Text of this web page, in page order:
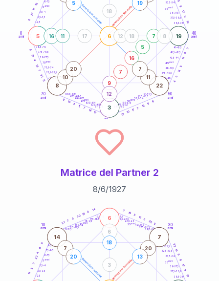
generazione maschile generazione femminile
0
anni
40
anni
50
anni
60
70
anni
1-2,5
2,5-3,5
3,5-4
6-7,5 33,5-34
36-37,5
37,5-38,5
38,5-39
41-42,5
42,5-43,5
43,5-44
46-47,5
47,5-48,5
48,5-49
51-52,5
52,5-53,5
53,5-54
56-57,5
57,5-58,5
58,5-59
61-62,5
62,5-63,5
63,5-64
66-67,5
67,5-68,5
68,5-69
71-72,5
72,5-73,5
73,5-74
76-77,5
77,5-78,5
78,5-79
8
21
10
16
5
8
17
9
10
7
6
11
5
14
9
4
6
11
18
7
17
10
13
17
14
7
11
3
19
9
11
21
7
13
4
18
5
5 19
3
6
8 22
9
7
16
5
7
16 8
12
11 12 18
17
18
5
19
10
20
11
7
5anni
35anni
45anni
55anni
65anni
75anni
Matrice del Partner 2
8/6/1927
generazione maschile generazione femminile
10
anni
30
anni
1-2,5
2,5-3,5
3,5-4
6-7,5
7,5-8,5
8,5-9
11-12,5
12,5-13,5
13,5-14
16-17,5
17,5-18,5
18,5-19 21-22,5
22,5-23,5
23,5-24
26-27,5
27,5-28,5
28,5-29
31-32,5
32,5-33,5
33,5-34
36-37,5
37,5-38,5
38,5-39
11
3
7
22
4
9
5
21
7
9
20
10
8
14 7
19 5
13
6
20
9
22
15
5
8
17
9
10
6
14 7
6
18
3
7
20
20
13
5anni
15 anni 25anni
35anni